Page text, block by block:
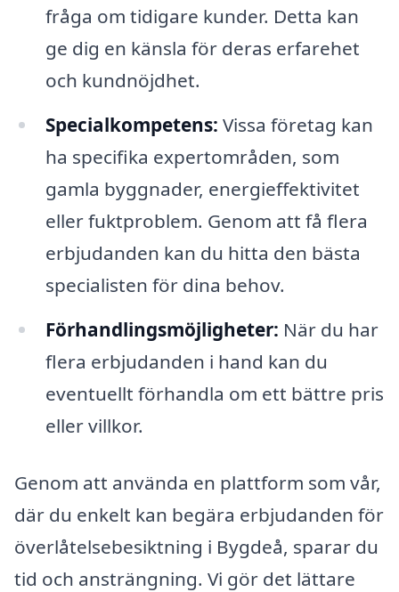
fråga om tidigare kunder. Detta kan
ge dig en känsla för deras erfarehet
och kundnöjdhet.
Specialkompetens: Vissa företag kan
ha specifika expertområden, som
gamla byggnader, energieffektivitet
eller fuktproblem. Genom att få flera
erbjudanden kan du hitta den bästa
specialisten för dina behov.
Förhandlingsmöjligheter: När du har
flera erbjudanden i hand kan du
eventuellt förhandla om ett bättre pris
eller villkor.
Genom att använda en plattform som vår,
där du enkelt kan begära erbjudanden för
överlåtelsebesiktning i Bygdeå, sparar du
tid och ansträngning. Vi gör det lättare